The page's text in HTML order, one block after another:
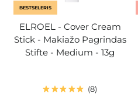
BESTSELERIS
ELROEL - Cover Cream
Stick - Makiažo Pagrindas
Stifte - Medium - 13g
8